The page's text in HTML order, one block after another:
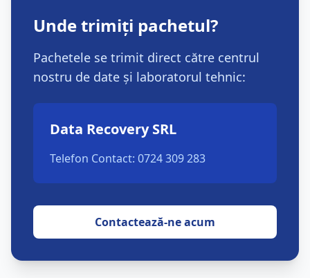
Unde trimiți pachetul?
Pachetele se trimit direct către centrul
nostru de date și laboratorul tehnic:
Data Recovery SRL
Telefon Contact: 0724 309 283
Contactează-ne acum